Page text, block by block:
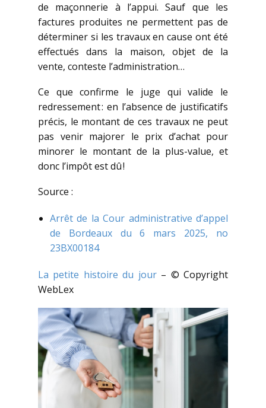
de maçonnerie à l’appui. Sauf que les
factures produites ne permettent pas de
déterminer si les travaux en cause ont été
effectués dans la maison, objet de la
vente, conteste l’administration…
Ce que confirme le juge qui valide le
redressement : en l’absence de justificatifs
précis, le montant de ces travaux ne peut
pas venir majorer le prix d’achat pour
minorer le montant de la plus-value, et
donc l’impôt est dû !
Source :
Arrêt de la Cour administrative d’appel
de Bordeaux du 6 mars 2025, no
23BX00184
La petite histoire du jour– © Copyright
WebLex